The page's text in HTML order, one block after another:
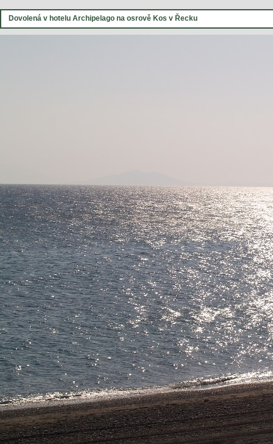
Dovolená v hotelu Archipelago na osrově Kos v Řecku